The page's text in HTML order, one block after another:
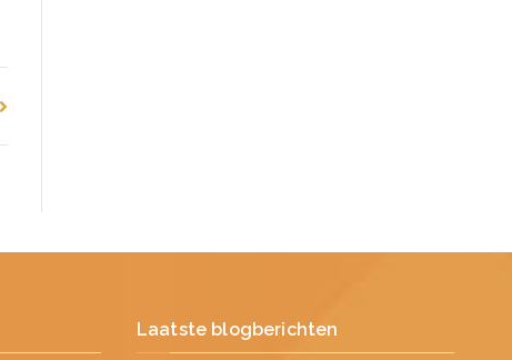
Laatste blogberichten